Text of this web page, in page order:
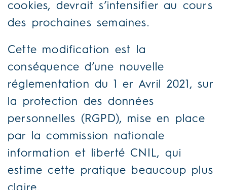
cookies, devrait s’intensifier au cours
des prochaines semaines.
Cette modification est la
conséquence d’une nouvelle
réglementation du 1 er Avril 2021, sur
la protection des données
personnelles (RGPD), mise en place
par la commission nationale
information et liberté CNIL, qui
estime cette pratique beaucoup plus